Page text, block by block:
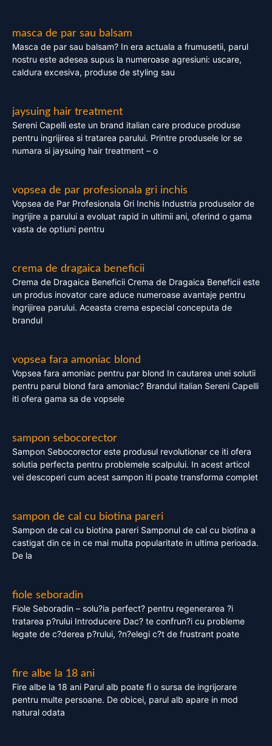
masca de par sau balsam
Masca de par sau balsam? In era actuala a frumusetii, parul
nostru este adesea supus la numeroase agresiuni: uscare,
caldura excesiva, produse de styling sau
jaysuing hair treatment
Sereni Capelli este un brand italian care produce produse
pentru ingrijirea si tratarea parului. Printre produsele lor se
numara si jaysuing hair treatment – o
vopsea de par profesionala gri inchis
Vopsea de Par Profesionala Gri Inchis Industria produselor de
ingrijire a parului a evoluat rapid in ultimii ani, oferind o gama
vasta de optiuni pentru
crema de dragaica beneficii
Crema de Dragaica Beneficii Crema de Dragaica Beneficii este
un produs inovator care aduce numeroase avantaje pentru
ingrijirea parului. Aceasta crema especial conceputa de
brandul
vopsea fara amoniac blond
Vopsea fara amoniac pentru par blond In cautarea unei solutii
pentru parul blond fara amoniac? Brandul italian Sereni Capelli
iti ofera gama sa de vopsele
sampon sebocorector
Sampon Sebocorector este produsul revolutionar ce iti ofera
solutia perfecta pentru problemele scalpului. In acest articol
vei descoperi cum acest sampon iti poate transforma complet
sampon de cal cu biotina pareri
Sampon de cal cu biotina pareri Samponul de cal cu biotina a
castigat din ce in ce mai multa popularitate in ultima perioada.
De la
fiole seboradin
Fiole Seboradin – solu?ia perfect? pentru regenerarea ?i
tratarea p?rului Introducere Dac? te confrun?i cu probleme
legate de c?derea p?rului, ?n?elegi c?t de frustrant poate
fire albe la 18 ani
Fire albe la 18 ani Parul alb poate fi o sursa de ingrijorare
pentru multe persoane. De obicei, parul alb apare in mod
natural odata